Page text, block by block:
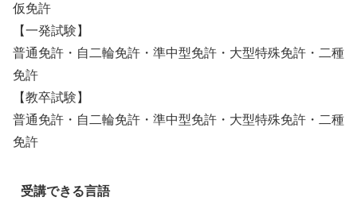
仮免許
【一発試験】
普通免許・自二輪免許・準中型免許・大型特殊免許・二種
免許
【教卒試験】
普通免許・自二輪免許・準中型免許・大型特殊免許・二種
免許
受講できる言語